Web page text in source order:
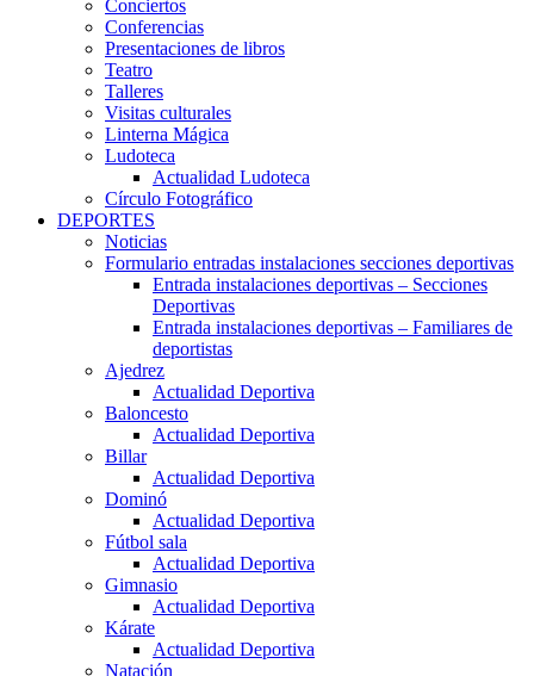
Conciertos
Conferencias
Presentaciones de libros
Teatro
Talleres
Visitas culturales
Linterna Mágica
Ludoteca
Actualidad Ludoteca
Círculo Fotográfico
DEPORTES
Noticias
Formulario entradas instalaciones secciones deportivas
Entrada instalaciones deportivas – Secciones
Deportivas
Entrada instalaciones deportivas – Familiares de
deportistas
Ajedrez
Actualidad Deportiva
Baloncesto
Actualidad Deportiva
Billar
Actualidad Deportiva
Dominó
Actualidad Deportiva
Fútbol sala
Actualidad Deportiva
Gimnasio
Actualidad Deportiva
Kárate
Actualidad Deportiva
Natación